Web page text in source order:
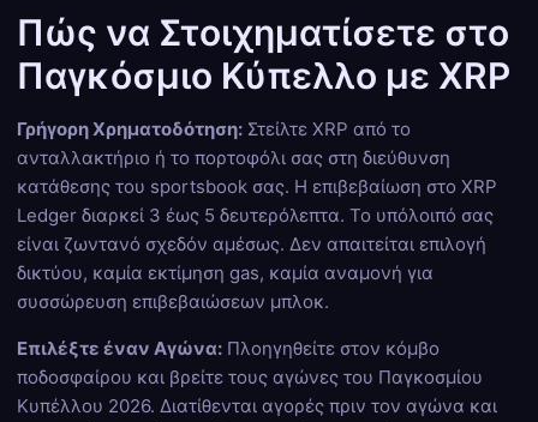
Πώς να Στοιχηματίσετε στο
Παγκόσμιο Κύπελλο με XRP
Γρήγορη Χρηματοδότηση: Στείλτε XRP από το
ανταλλακτήριο ή το πορτοφόλι σας στη διεύθυνση
κατάθεσης του sportsbook σας. Η επιβεβαίωση στο XRP
Ledger διαρκεί 3 έως 5 δευτερόλεπτα. Το υπόλοιπό σας
είναι ζωντανό σχεδόν αμέσως. Δεν απαιτείται επιλογή
δικτύου, καμία εκτίμηση gas, καμία αναμονή για
συσσώρευση επιβεβαιώσεων μπλοκ.
Επιλέξτε έναν Αγώνα: Πλοηγηθείτε στον κόμβο
ποδοσφαίρου και βρείτε τους αγώνες του Παγκοσμίου
Κυπέλλου 2026. Διατίθενται αγορές πριν τον αγώνα και